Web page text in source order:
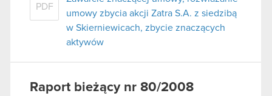
PDF
umowy zbycia akcji Zatra S.A. z siedzibą
w Skierniewicach, zbycie znaczących
aktywów
Raport bieżący nr 80/2008